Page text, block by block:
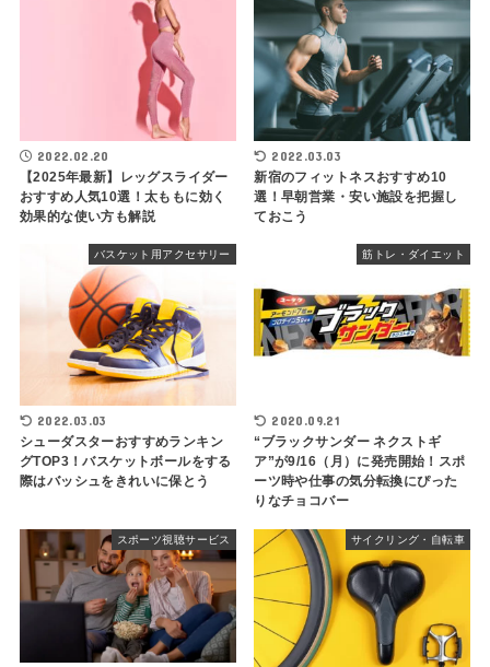
2022.02.20
【2025年最新】レッグスライダー
おすすめ人気10選！太ももに効く
効果的な使い方も解説
2022.03.03
新宿のフィットネスおすすめ10
選！早朝営業・安い施設を把握し
ておこう
バスケット用アクセサリー
2022.03.03
シューダスターおすすめランキン
グTOP3！バスケットボールをする
際はバッシュをきれいに保とう
筋トレ・ダイエット
2020.09.21
“ブラックサンダー ネクストギ
ア”が9/16（月）に発売開始！スポ
ーツ時や仕事の気分転換にぴった
りなチョコバー
スポーツ視聴サービス サイクリング・自転車